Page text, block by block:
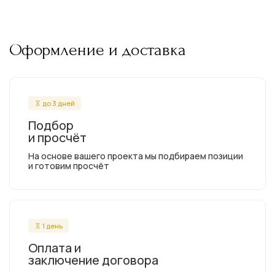
Оформление и доставка
до 3 дней
Подбор
и просчёт
На основе вашего проекта мы подбираем позиции
и готовим просчёт
1 день
Оплата и
заключение договора